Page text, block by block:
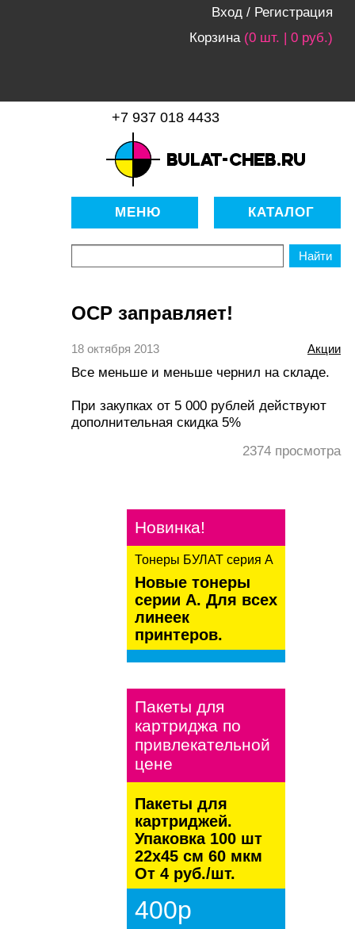
Вход / Регистрация
Корзина (0 шт. | 0 руб.)
материалы для копировально-
множительной техники
+7 937 018 4433
МЕНЮ КАТАЛОГ
OCP заправляет!
18 октября 2013 Акции
Все меньше и меньше чернил на складе.
При закупках от 5 000 рублей действуют
дополнительная скидка 5%
2374 просмотра
kaspersky
Новинка!
Тонеры БУЛАТ серия А
Новые тонеры
серии А. Для всех
линеек
принтеров.
Пакеты для
картриджа по
привлекательной
цене
Пакеты для
картриджей.
Упаковка 100 шт
22х45 см 60 мкм
От 4 руб./шт.
400р